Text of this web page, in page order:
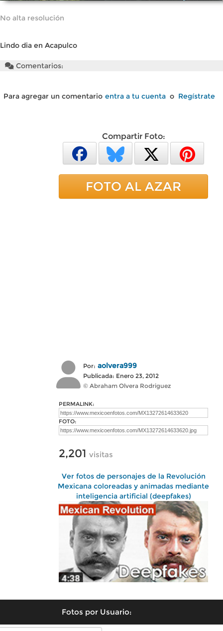
No alta resolución
Lindo dia en Acapulco
Comentarios:
Para agregar un comentario entra a tu cuenta o Regístrate
Compartir Foto:
FOTO AL AZAR
Por: aolvera999
Publicada: Enero 23, 2012
© Abraham Olvera Rodriguez
PERMALINK:
FOTO:
2,201 visitas
Ver fotos de personajes de la Revolución
Mexicana coloreadas y animadas mediante
inteligencia artificial (deepfakes)
Fotos por Usuario: